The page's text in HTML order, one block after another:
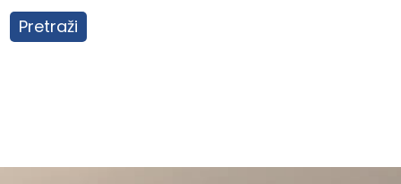
Pretraži